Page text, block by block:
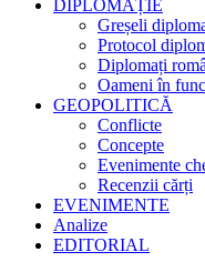
DIPLOMAȚIE
Greșeli
Protocol
Diplomați
Oameni în
GEOPOLITICĂ
Conflicte
Concepte
Evenimente
Recenzii cărți
EVENIMENTE
Analize
EDITORIAL